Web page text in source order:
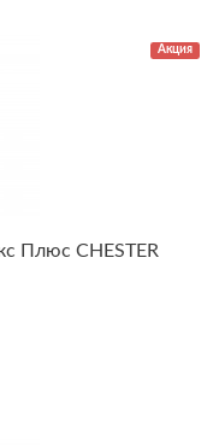
Акция
Плюс CHESTER